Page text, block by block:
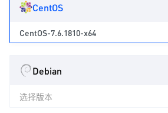
CentOS
CentOS-7.6.1810-x64
Debian
选择版本